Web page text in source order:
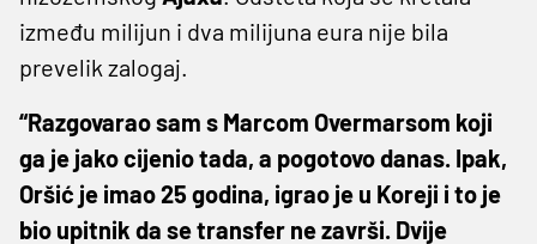
između milijun i dva milijuna eura nije bila
prevelik zalogaj.
“Razgovarao sam s Marcom Overmarsom koji
ga je jako cijenio tada, a pogotovo danas. Ipak,
Oršić je imao 25 godina, igrao je u Koreji i to je
bio upitnik da se transfer ne završi. Dvije